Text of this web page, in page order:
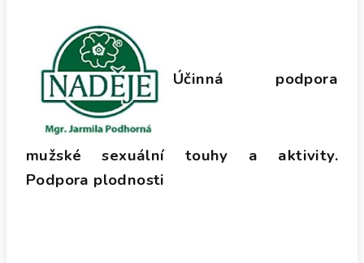
Účinná podpora
mužské sexuální touhy a aktivity.
Podpora plodnosti